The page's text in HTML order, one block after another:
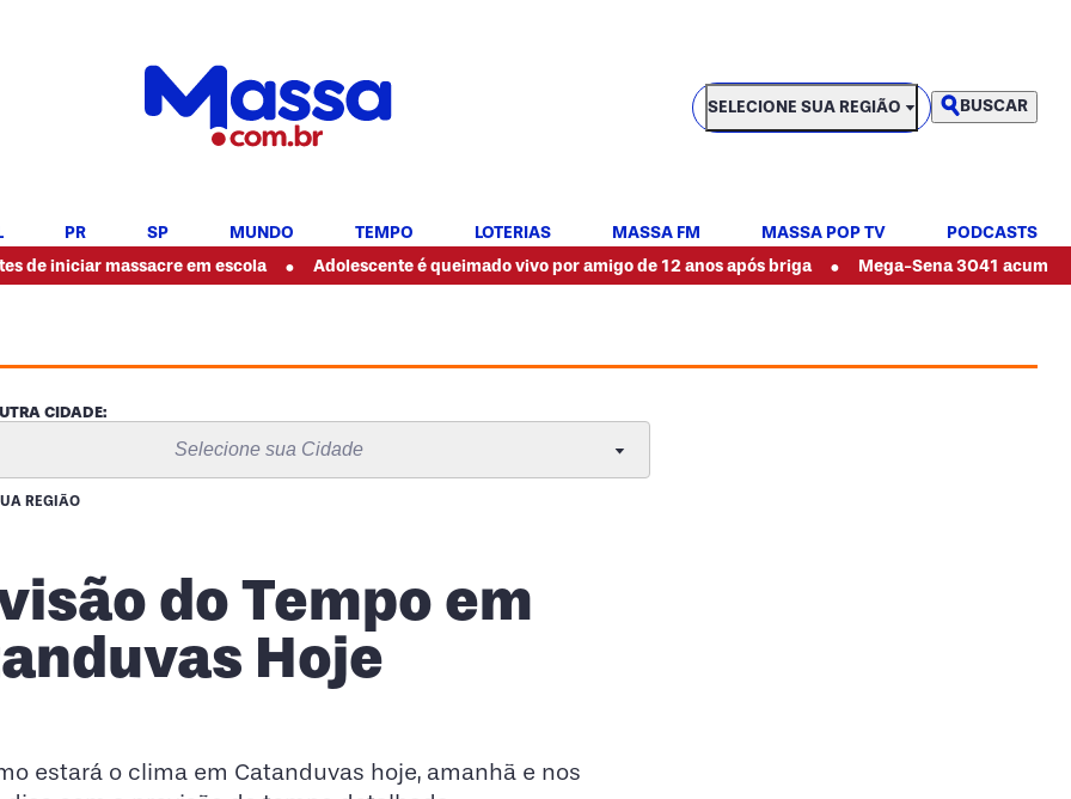
SELECIONE SUA REGIÃO
SELECIONE SUA REGIÃO BUSCAR
PR SP MUNDO TEMPO LOTERIAS MASSA FM MASSA POP TV
PODCASTS
massacre em escola • Adolescente é queimado vivo por amigo de 12 anos após briga • Mega-Sena 3041 acumulou? Veja
CIDADE:
Selecione sua Cidade
REGIÃO
do Tempo em
Hoje
estará o clima em Catanduvas hoje, amanhã e nos